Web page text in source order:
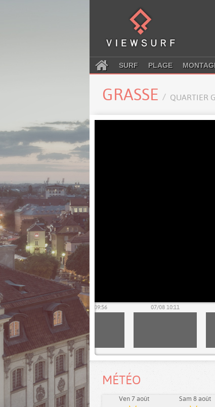
SURF PLAGE
GRASSE QUARTIER
07/08 09:41 07/08 09:56 07/08 10:11
MÉTÉO
Ven 7 août Sam 8 août